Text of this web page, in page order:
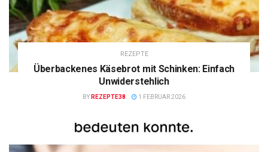
REZEPTE
Überbackenes Käsebrot mit Schinken: Einfach
Unwiderstehlich
BY REZEPTE38 1 FEBRUAR 2026